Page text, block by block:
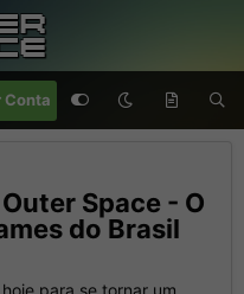
Conta
Space - O
do Brasil
para se tornar um